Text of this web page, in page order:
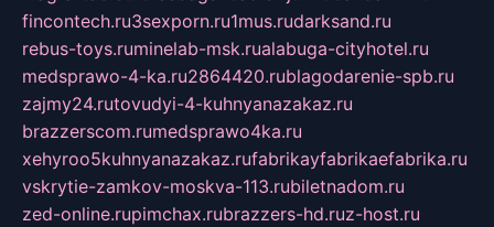
fincontech.ru3sexporn.ru1mus.rudarksand.ru
rebus-toys.ruminelab-msk.rualabuga-cityhotel.ru
medsprawo-4-ka.ru2864420.rublagodarenie-spb.ru
zajmy24.rutovudyi-4-kuhnyanazakaz.ru
brazzerscom.rumedsprawo4ka.ru
xehyroo5kuhnyanazakaz.rufabrikayfabrikaefabrika.ru
vskrytie-zamkov-moskva-113.rubiletnadom.ru
zed-online.rupimchax.rubrazzers-hd.ruz-host.ru